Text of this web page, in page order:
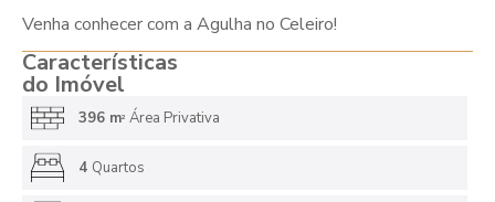
Venha conhecer com a Agulha no Celeiro!
Características
do Imóvel
396 m2 Área Privativa
4 Quartos